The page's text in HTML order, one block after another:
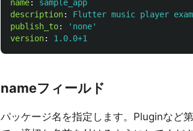
name:
sample_app
description:
Flutter music player
publish_to: ' none'
version: 1.0.0+1
nameフィールド
パッケージ名を指定します。Pluginなど